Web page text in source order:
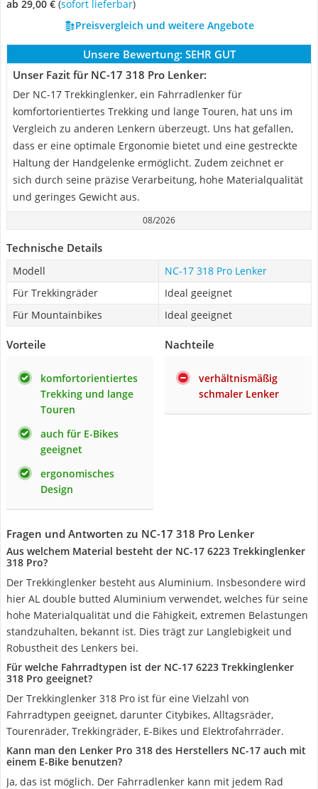
ab 29,00 € ( Sofort lieferbar)
Preisvergleich und weitere Angebote
Unsere Bewertung: SEHR GUT
Unser Fazit für NC-17 318 Pro Lenker:
Der NC-17 Trekkinglenker, ein Fahrradlenker für
komfortorientiertes Trekking und lange Touren, hat uns im
Vergleich zu anderen Lenkern überzeugt. Uns hat gefallen,
dass er eine optimale Ergonomie bietet und eine gestreckte
Haltung der Handgelenke ermöglicht. Zudem zeichnet er
sich durch seine präzise Verarbeitung, hohe Materialqualität
und geringes Gewicht aus.
08/2026
Technische Details
Modell
NC-17 318 Pro Lenker
Für Trekkingräder
Ideal geeignet
Für Mountainbikes
Ideal geeignet
Vorteile
komfortorientiertes
Trekking und lange
Touren
auch für E-Bikes
geeignet
ergonomisches
Design
Nachteile
verhältnismäßig
schmaler Lenker
Fragen und Antworten zu NC-17 318 Pro Lenker
Aus welchem Material besteht der NC-17 6223 Trekkinglenker
318 Pro?
Der Trekkinglenker besteht aus Aluminium. Insbesondere wird
hier AL double butted Aluminium verwendet, welches für seine
hohe Materialqualität und die Fähigkeit, extremen Belastungen
standzuhalten, bekannt ist. Dies trägt zur Langlebigkeit und
Robustheit des Lenkers bei.
Für welche Fahrradtypen ist der NC-17 6223 Trekkinglenker
318 Pro geeignet?
Der Trekkinglenker 318 Pro ist für eine Vielzahl von
Fahrradtypen geeignet, darunter Citybikes, Alltagsräder,
Tourenräder, Trekkingräder, E-Bikes und Elektrofahrräder.
Kann man den Lenker Pro 318 des Herstellers NC-17 auch mit
einem E-Bike benutzen?
Ja, das ist möglich. Der Fahrradlenker kann mit jedem Rad